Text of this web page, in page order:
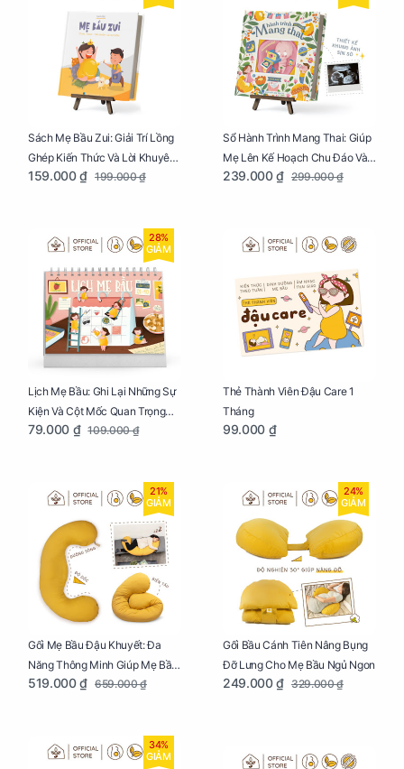
Sách Mẹ Bầu Zui: Giải Trí Lồng
Ghép Kiến Thức Và Lời Khuyên
Mang Thai Bổ Ích
159.000 ₫ 199.000 ₫
Sổ Hành Trình Mang Thai: Giúp
Mẹ Lên Kế Hoạch Chu Đáo Và
Lưu Giữ Kỷ Niệm Mang Thai
239.000 ₫ 299.000 ₫
28%
GIẢM
Lịch Mẹ Bầu: Ghi Lại Những Sự
Kiện Và Cột Mốc Quan Trọng
Của Mẹ Và Bé
79.000 ₫ 109.000 ₫
Thẻ Thành Viên Đậu Care 1
Tháng
99.000 ₫
21%
GIẢM
Gối Mẹ Bầu Đậu Khuyết: Đa
Năng Thông Minh Giúp Mẹ Bầu
Ngủ Ngon, Cho Bé Bú Sau Sinh
519.000 ₫ 659.000 ₫
24%
GIẢM
Gối Bầu Cánh Tiên Nâng Bụng
Đỡ Lưng Cho Mẹ Bầu Ngủ Ngon
249.000 ₫ 329.000 ₫
34%
GIẢM